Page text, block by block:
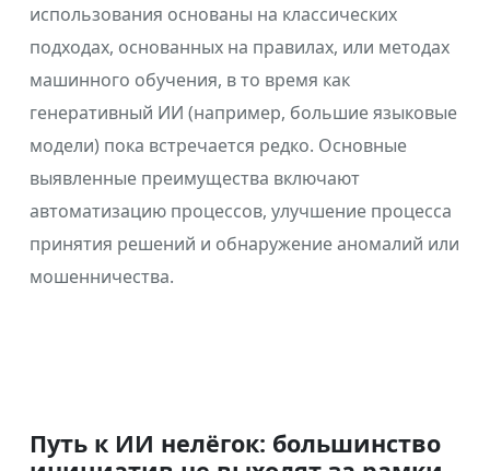
использования основаны на классических
подходах, основанных на правилах, или методах
машинного обучения, в то время как
генеративный ИИ (например, большие языковые
модели) пока встречается редко. Основные
выявленные преимущества включают
автоматизацию процессов, улучшение процесса
принятия решений и обнаружение аномалий или
мошенничества.
Путь к ИИ нелёгок: большинство